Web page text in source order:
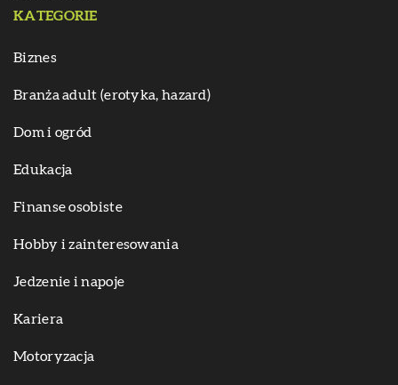
KATEGORIE
Biznes
Branża adult (erotyka, hazard)
Dom i ogród
Edukacja
Finanse osobiste
Hobby i zainteresowania
Jedzenie i napoje
Kariera
Motoryzacja